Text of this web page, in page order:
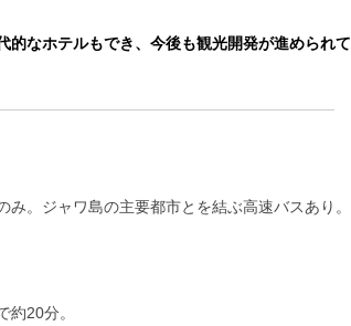
なホテルもでき、今後も観光開発が進められて
。ジャワ島の主要都市とを結ぶ高速バスあり。
約20分。